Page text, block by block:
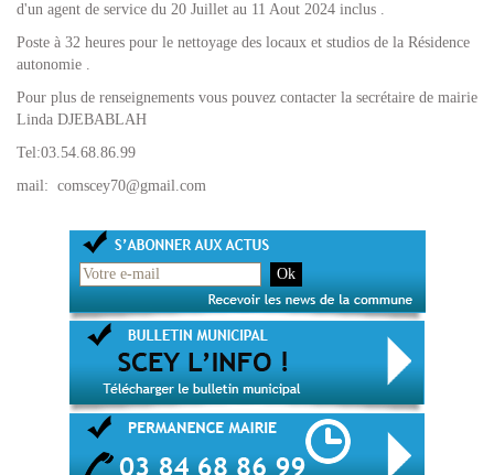
d'un agent de service du 20 Juillet au 11 Aout 2024 inclus .
Poste à 32 heures pour le nettoyage des locaux et studios de la Résidence
autonomie .
Pour plus de renseignements vous pouvez contacter la secrétaire de mairie
Linda DJEBABLAH
Tel:03.54.68.86.99
mail: comscey70@gmail.com